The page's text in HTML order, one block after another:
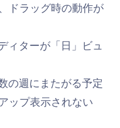
ドラッグ時の動作が
ィターが「日」ビュ
の週にまたがる予定
ップ表示されない